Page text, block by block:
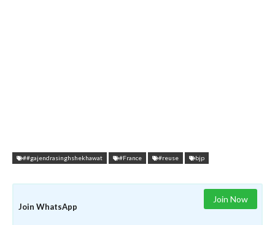
##gajendrasinghshekhawat #France #reuse bjp
Join WhatsApp
Join Now